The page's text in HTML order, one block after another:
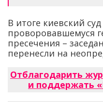
В итоге киевский
проворовавшемуся
пресечения –
перенесли на
Отблагодарить
и поддержать